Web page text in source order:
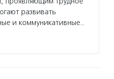
развивать
и коммуникативные…